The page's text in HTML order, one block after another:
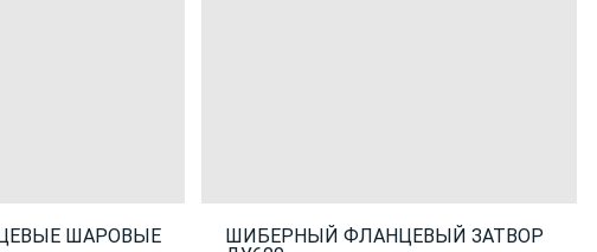
ШАРОВЫЕ
ШИБЕРНЫЙ ФЛАНЦЕВЫЙ ЗАТВОР